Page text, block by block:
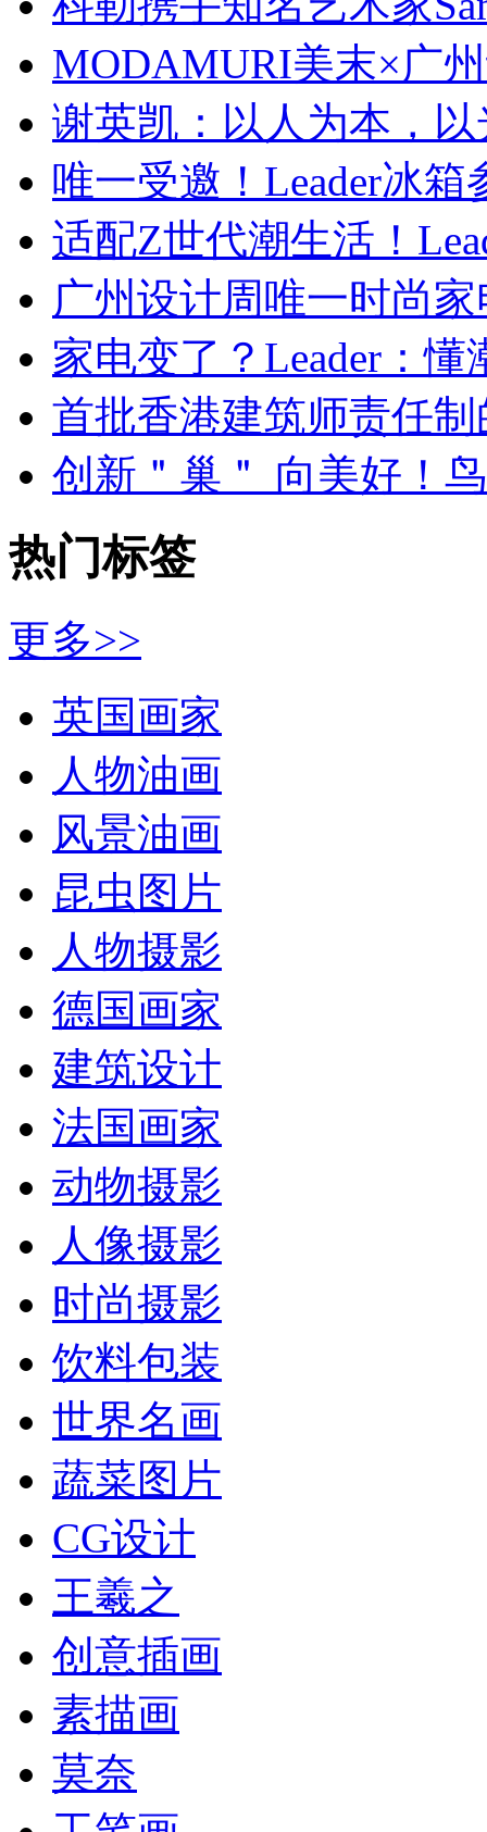
MODAMURI美末×广
谢英凯：以人为本，以
唯一受邀！Leader冰箱
适配Z世代潮生活！
广州设计周唯一时尚家
家电变了？Leader：懂
首批香港建筑师责任制
创新＂巢＂ 向美好！
热门标签
更多>>
英国画家
人物油画
风景油画
昆虫图片
人物摄影
德国画家
建筑设计
法国画家
动物摄影
人像摄影
时尚摄影
饮料包装
世界名画
蔬菜图片
CG设计
王羲之
创意插画
素描画
莫奈